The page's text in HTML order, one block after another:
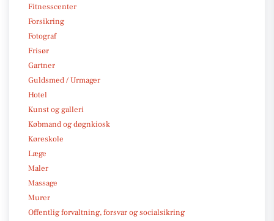
Fitnesscenter
Forsikring
Fotograf
Frisør
Gartner
Guldsmed / Urmager
Hotel
Kunst og galleri
Købmand og døgnkiosk
Køreskole
Læge
Maler
Massage
Murer
Offentlig forvaltning, forsvar og socialsikring